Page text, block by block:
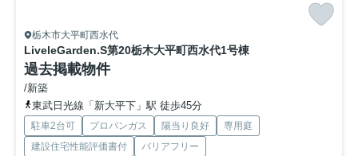
栃木市大平町西水代
LiveleGarden.S第20栃木大平町西水代1号棟
過去掲載物件
/新築
東武日光線「新大平下」駅 徒歩45分
駐車2台可 プロパンガス 陽当り良好
専用庭
建設住宅性能評価書付
バリアフリー